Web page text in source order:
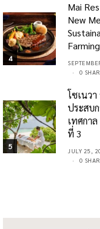
4
Mai
New
0
5
โซเนว
ประสบ
เทศกาล
ที่ 3
JULY 25,
0